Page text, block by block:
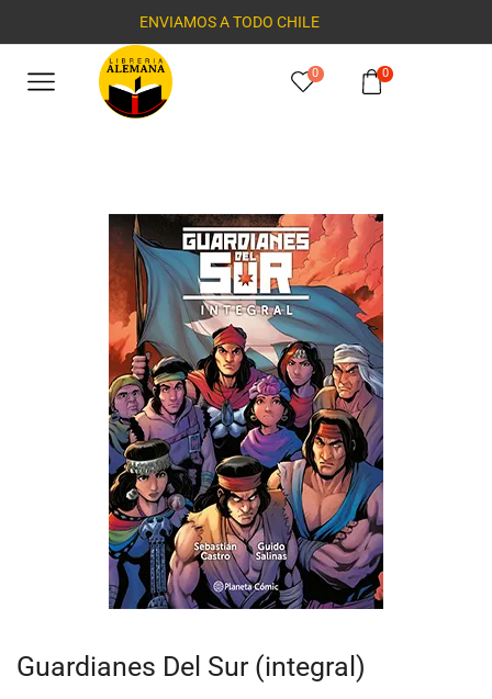
ENVIAMOS A TODO CHILE
0 0
Guardianes Del Sur (integral)